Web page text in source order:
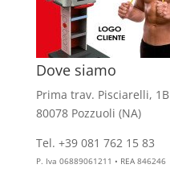
Dove siamo
Prima trav. Pisciarelli, 1B
80078 Pozzuoli (NA)
Tel. +39 081 762 15 83
P. Iva 06889061211 • REA 846246